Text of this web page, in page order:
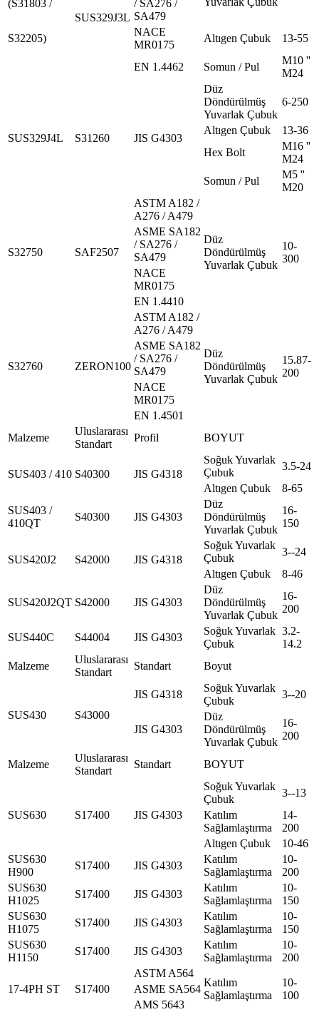
SUS329J3L
(S31803 /
/ SA276 /
SA479
S32205)
NACE
MR0175
Altıgen Çubuk 13-55
EN 1.4462 Somun / Pul
M10 ''
M24
SUS329J4L S31260 JIS G4303
Düz
Döndürülmüş
Yuvarlak Çubuk
6-250
Altıgen Çubuk
13-36
Hex Bolt
M16 ''
M24
Somun / Pul
M5 ''
M20
S32750 SAF2507
ASTM A182 /
A276 / A479
Düz
Döndürülmüş
Yuvarlak Çubuk
10-
300
ASME SA182
/ SA276 /
SA479
NACE
MR0175
EN 1.4410
S32760 ZERON100
ASTM A182 /
A276 / A479
Düz
Döndürülmüş
Yuvarlak Çubuk
15.87-
200
ASME SA182
/ SA276 /
SA479
NACE
MR0175
EN 1.4501
Malzeme
Uluslararası
Standart
Profil BOYUT
SUS403 / 410 S40300 JIS G4318
Soğuk Yuvarlak
Çubuk
3.5-24
Altıgen Çubuk
8-65
SUS403 /
410QT
S40300 JIS G4303
Düz
Döndürülmüş
Yuvarlak Çubuk
16-
150
SUS420J2 S42000 JIS G4318
Soğuk Yuvarlak
Çubuk
3--24
Altıgen Çubuk
8-46
SUS420J2QT S42000 JIS G4303
Düz
Döndürülmüş
Yuvarlak Çubuk
16-
200
SUS440C S44004 JIS G4303
Soğuk Yuvarlak
Çubuk
3.2-
14.2
Malzeme
Uluslararası
Standart
Standart Boyut
SUS430 S43000
JIS G4318
Soğuk Yuvarlak
Çubuk
3--20
JIS G4303
Düz
Döndürülmüş
Yuvarlak Çubuk
16-
200
Malzeme
Uluslararası
Standart
Standart BOYUT
SUS630 S17400 JIS G4303
Soğuk Yuvarlak
Çubuk
3--13
Katılım
Sağlamlaştırma
14-
200
Altıgen Çubuk
10-46
SUS630
H900
S17400 JIS G4303
Katılım
Sağlamlaştırma
10-
200
SUS630
H1025
S17400 JIS G4303
Katılım
Sağlamlaştırma
10-
150
SUS630
H1075
S17400 JIS G4303
Katılım
Sağlamlaştırma
10-
150
SUS630
H1150
S17400 JIS G4303
Katılım
Sağlamlaştırma
10-
200
17-4PH ST S17400
ASTM A564
Katılım
Sağlamlaştırma
10-
100
ASME SA564
AMS 5643